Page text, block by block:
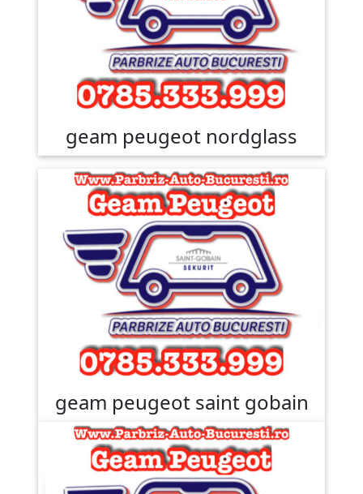
geam peugeot nordglass
geam peugeot saint gobain